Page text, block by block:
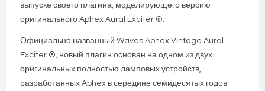
выпуске своего плагина, моделирующего версию
оригинального Aphex Aural Exciter ®.
Официально названный Waves Aphex Vintage Aural
Exciter ®, новый плагин основан на одном из двух
оригинальных полностью ламповых устройств,
разработанных Aphex в середине семидесятых годов.